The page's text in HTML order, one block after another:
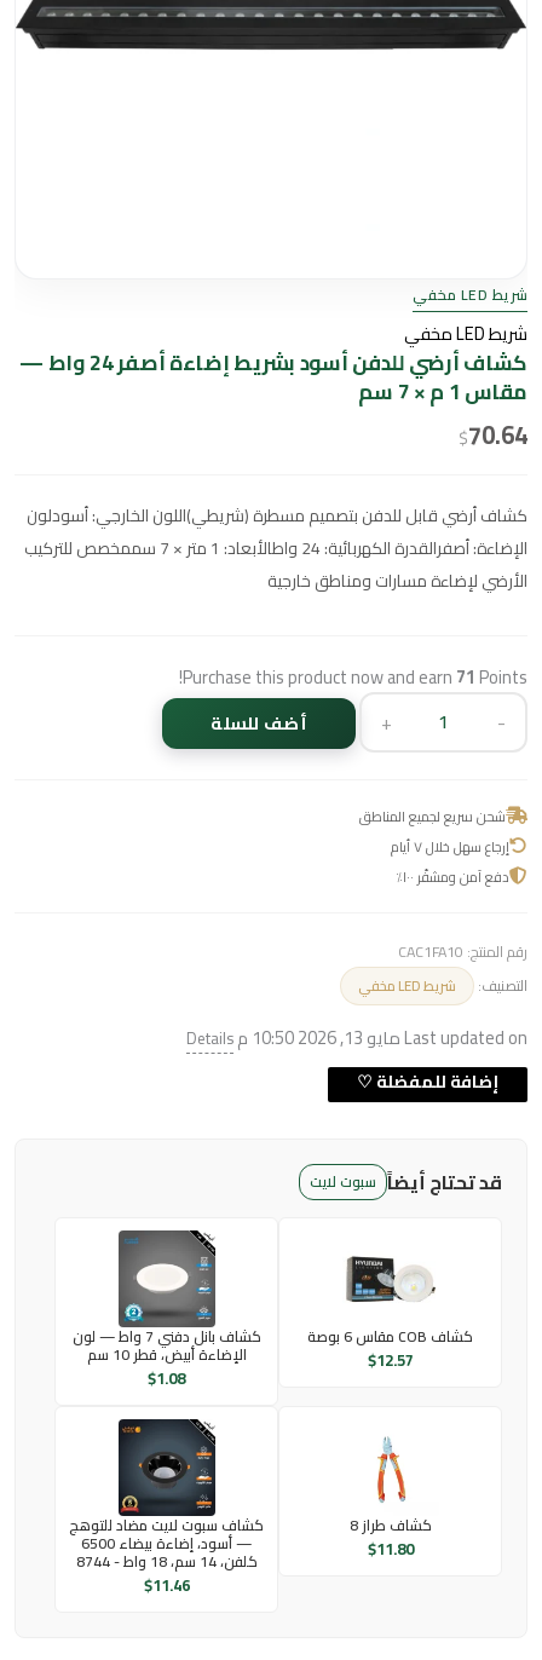
شريط LED مخفي
شريط LED مخفي
كشاف أرضي للدفن أسود بشريط إضاءة أصفر 24 واط —
مقاس 1 م × 7 سم
$70.64
كشاف أرضي قابل للدفن بتصميم مسطرة (شريطي)اللون الخارجي: أسودلون
الإضاءة: أصفرالقدرة الكهربائية: 24 واطالأبعاد: 1 متر × 7 سممخصص للتركيب
الأرضي لإضاءة مسارات ومناطق خارجية
Purchase this product now and earn71 Points!
-
+ أضف للسلة
شحن سريع لجميع المناطق
إرجاع سهل خلال ٧ أيام
دفع آمن ومشفّر ١٠٠٪
رقم المنتج: CAC1FA10
التصنيف:
شريط LED مخفي
Last updated on مايو 13, 2026 10:50 م Details
قد تحتاج أيضاً سبوت لايت
كشاف COB مقاس 6 بوصة
$12.57
كشاف بانل دفني 7 واط — لون
الإضاءة أبيض، قطر 10 سم
$1.08
كشاف طراز 8
$11.80
كشاف سبوت لايت مضاد للتوهج
— أسود، إضاءة بيضاء 6500
كلفن، 14 سم، 18 واط - 8744
$11.46